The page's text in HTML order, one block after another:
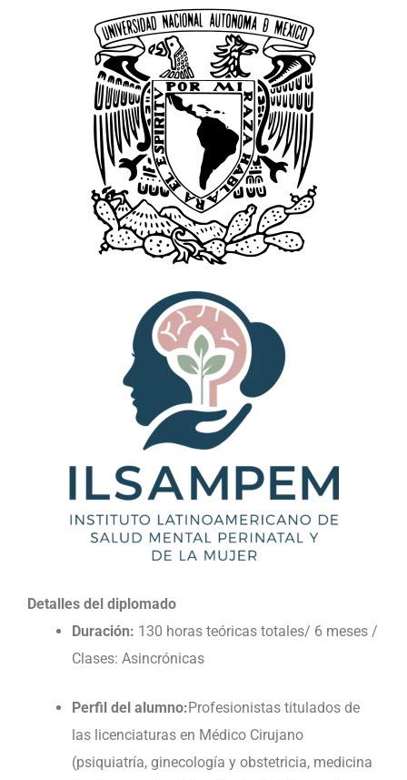
Detalles del diplomado
Duración: 130 horas teóricas totales/ 6 meses /
Clases: Asincrónicas
Perfil del alumno: Profesionistas titulados de
las licenciaturas en Médico Cirujano
(psiquiatría, ginecología y obstetricia, medicina